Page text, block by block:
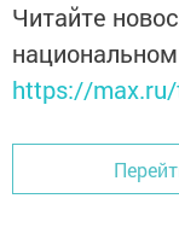
Читайте
https://